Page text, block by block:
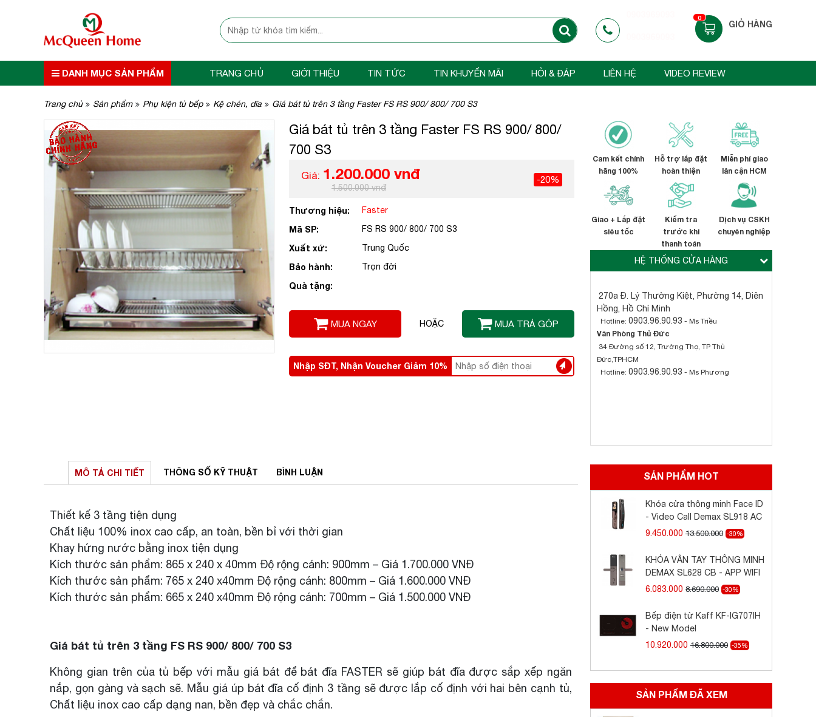
0
GIỎ HÀNG
DANH MỤC SẢN PHẨM TRANG CHỦ GIỚI THIỆU TIN TỨC TIN KHUYẾN MÃI HỎI & ĐÁP LIÊN HỆ VIDEO REVIEW
Trang chủ Sản phẩm Phụ kiện tủ bếp Kệ chén, dĩa Giá bát tủ trên 3 tầng Faster FS RS 900/ 800/ 700 S3
Giá bát tủ trên 3 tầng Faster FS RS 900/ 800/
700 S3
Giá: 1.200.000 vnđ
1.500.000 vnđ
-20%
Thương hiệu: Faster
Mã SP: FS RS 900/ 800/ 700 S3
Xuất xứ: Trung Quốc
Bảo hành: Trọn đời
Quà tặng:
MUA NGAY HOẶC MUA TRẢ GÓP
Nhập SĐT, Nhận Voucher Giảm 10%
Cam kết chính
hãng 100%
Hỗ trợ lắp đặt
hoàn thiện
Miễn phí giao
lân cận HCM
Giao + Lắp đặt
siêu tốc
Kiểm tra
trước khi
thanh toán
Dịch vụ CSKH
chuyên nghiệp
HỆ THỐNG CỬA HÀNG
270a Đ. Lý Thường Kiệt, Phường 14, Diên
Hồng, Hồ Chí Minh
Hotline: 0903.96.90.93 - Ms Triều
Văn Phòng Thủ Đức
34 Đường số 12, Trường Thọ, TP Thủ
Đức,TPHCM
Hotline: 0903.96.90.93 - Ms Phương
MÔ TẢ CHI TIẾT THÔNG SỐ KỸ THUẬT BÌNH LUẬN
Thiết kế 3 tầng tiện dụng
Chất liệu 100% inox cao cấp, an toàn, bền bỉ với thời gian
Khay hứng nước bằng inox tiện dụng
Kích thước sản phẩm: 865 x 240 x 40mm Độ rộng cánh: 900mm – Giá 1.700.000 VNĐ
Kích thước sản phẩm: 765 x 240 x40mm Độ rộng cánh: 800mm – Giá 1.600.000 VNĐ
Kích thước sản phẩm: 665 x 240 x40mm Độ rộng cánh: 700mm – Giá 1.500.000 VNĐ
Giá bát tủ trên 3 tầng FS RS 900/ 800/ 700 S3
Không gian trên của tủ bếp với mẫu giá bát để bát đĩa FASTER sẽ giúp bát đĩa được sắp xếp ngăn
nắp, gọn gàng và sạch sẽ. Mẫu giá úp bát đĩa cố định 3 tầng sẽ được lắp cố định với hai bên cạnh tủ,
Chất liệu inox cao cấp dạng nan, bền đẹp và chắc chắn.
SẢN PHẨM HOT
Khóa cửa thông minh Face ID
- Video Call Demax SL918 AC
9.450.000 13.500.000 -30%
KHÓA VÂN TAY THÔNG MINH
DEMAX SL628 CB - APP WIFI
6.083.000 8.690.000 -30%
Bếp điện từ Kaff KF-IG707IH
- New Model
10.920.000 16.800.000 -35%
SẢN PHẨM ĐÃ XEM